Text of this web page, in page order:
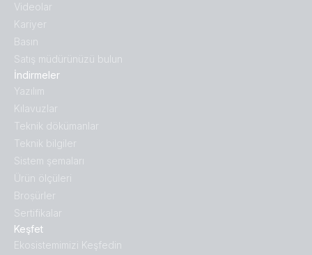
Keşfet
Ekosistemimizi Keşfedin
İndirmeler
Yazılım
Kılavuzlar
Teknik dökümanlar
Teknik bilgiler
Sistem şemaları
Ürün ölçüleri
Broṣürler
Sertifikalar
Videolar
Kariyer
Basın
Satış müdürünüzü bulun